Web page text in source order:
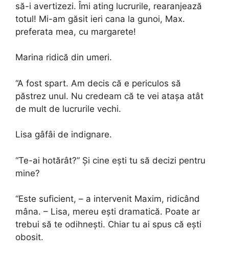
să-i avertizezi. Îmi ating lucrurile, rearanjează
totul! Mi-am găsit ieri cana la gunoi, Max.
preferata mea, cu margarete!
Marina ridică din umeri.
“A fost spart. Am decis că e periculos să
păstrez unul. Nu credeam că te vei atașa atât
de mult de lucrurile vechi.
Lisa gâfâi de indignare.
“Te-ai hotărât?” Și cine ești tu să decizi pentru
mine?
“Este suficient, – a intervenit Maxim, ridicând
mâna. – Lisa, mereu ești dramatică. Poate ar
trebui să te odihnești. Chiar tu ai spus că ești
obosit.